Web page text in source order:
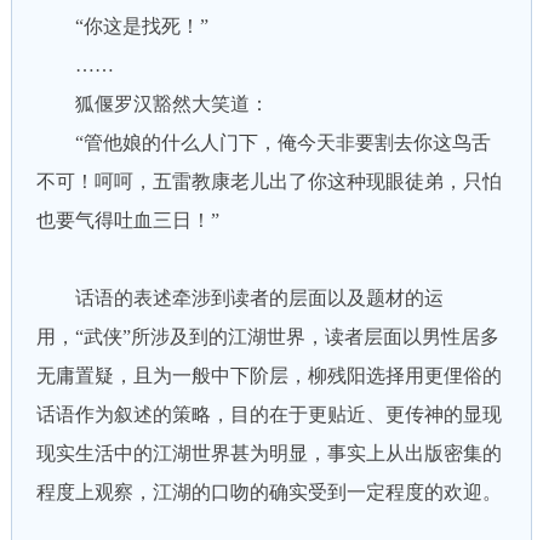
“你这是找死！”
……
狐偃罗汉豁然大笑道：
“管他娘的什么人门下，俺今天非要割去你这鸟舌
不可！呵呵，五雷教康老儿出了你这种现眼徒弟，只怕
也要气得吐血三日！”
话语的表述牵涉到读者的层面以及题材的运
用，“武侠”所涉及到的江湖世界，读者层面以男性居多
无庸置疑，且为一般中下阶层，柳残阳选择用更俚俗的
话语作为叙述的策略，目的在于更贴近、更传神的显现
现实生活中的江湖世界甚为明显，事实上从出版密集的
程度上观察，江湖的口吻的确实受到一定程度的欢迎。